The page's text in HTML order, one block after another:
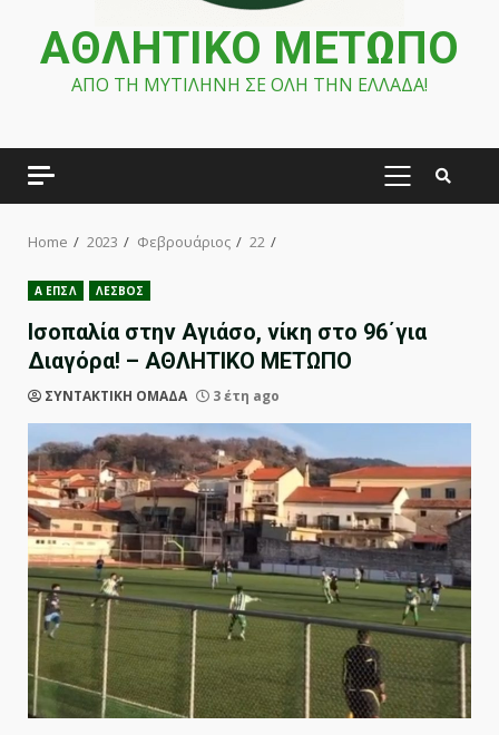
ΑΘΛΗΤΙΚΟ ΜΕΤΩΠΟ
ΑΠΟ ΤΗ ΜΥΤΙΛΗΝΗ ΣΕ ΟΛΗ ΤΗΝ ΕΛΛΑΔΑ!
PRIMARY
Home 2023 Φεβρουάριος 22
Α ΕΠΣΛ ΛΕΣΒΟΣ
Ισοπαλία στην Αγιάσο, νίκη στο 96΄για
Διαγόρα! – ΑΘΛΗΤΙΚΟ ΜΕΤΩΠΟ
ΣΥΝΤΑΚΤΙΚΗ ΟΜΑΔΑ 3 έτη ago